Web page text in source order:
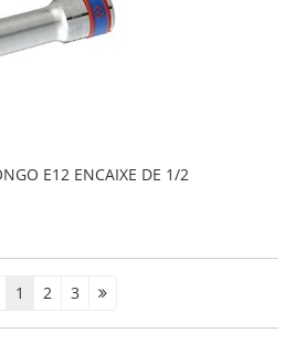
E12 ENCAIXE DE 1/2
1 2 3